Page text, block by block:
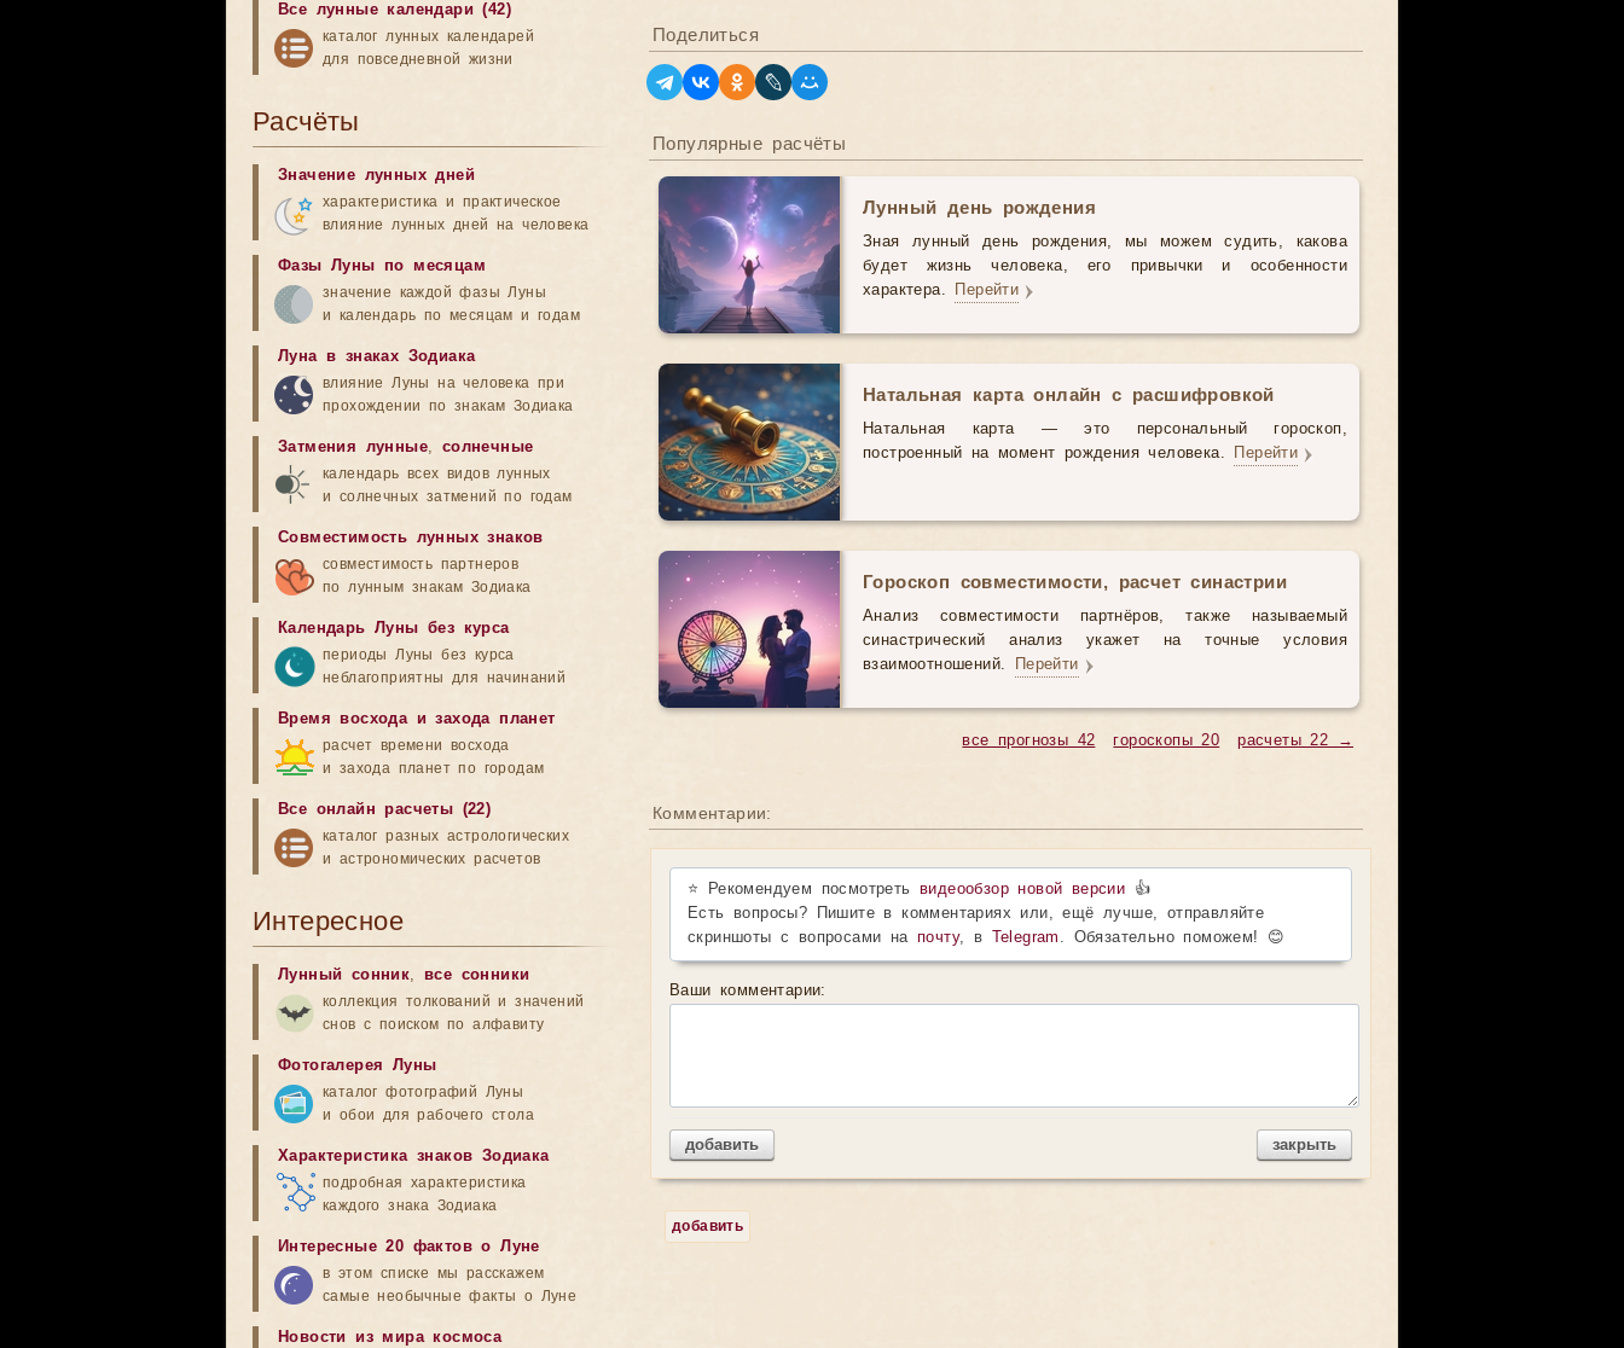
Поделиться
Популярные расчёты
Лунный день рождения
Зная лунный день рождения, мы можем судить, какова
будет жизнь человека, его привычки и особенности
характера.
Перейти
Натальная карта онлайн с расшифровкой
Натальная карта — это персональный гороскоп,
построенный на момент рождения человека.
Перейти
Гороскоп совместимости, расчет синастрии
Анализ совместимости партнёров, также называемый
синастрический анализ укажет на точные условия
взаимоотношений.
Перейти
расчеты 22 →
гороскопы 20
все прогнозы 42
Комментарии:
⭐ Рекомендуем посмотретьвидеообзор новой версии 👍
Есть вопросы? Пишите в комментариях или, ещё лучше, отправляйте
скриншоты с вопросами напочту, в Telegram . Обязательно поможем! 😊
Ваши комментарии:
добавить закрыть
добавить
Все лунные календари (42)
каталог лунных календарей
для повседневной жизни
Расчёты
Значение лунных дней
характеристика и практическое
влияние лунных дней на человека
Фазы Луны по месяцам
значение каждой фазы Луны
и календарь по месяцам и годам
Луна в знаках Зодиака
влияние Луны на человека при
прохождении по знакам Зодиака
Затмения лунные, солнечные
календарь всех видов лунных
и солнечных затмений по годам
Совместимость лунных знаков
совместимость партнеров
по лунным знакам Зодиака
Календарь Луны без курса
периоды Луны без курса
неблагоприятны для начинаний
Время восхода и захода планет
расчет времени восхода
и захода планет по городам
Все онлайн расчеты (22)
каталог разных астрологических
и астрономических расчетов
Интересное
Лунный сонник, все сонники
коллекция толкований и значений
снов с поиском по алфавиту
Фотогалерея Луны
каталог фотографий Луны
и обои для рабочего стола
Характеристика знаков Зодиака
подробная характеристика
каждого знака Зодиака
Интересные 20 фактов о Луне
в этом списке мы расскажем
самые необычные факты о Луне
Новости из мира космоса